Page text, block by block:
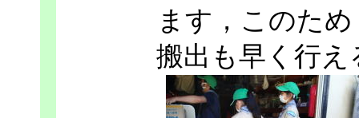
ます，このた
搬出も早く行